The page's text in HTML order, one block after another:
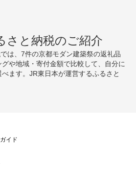
さと納税のご紹介
は、7件の京都モダン建築祭の返礼品
や地域・寄付金額で比較して、自分に
ます。JR東日本が運営するふるさと
イド